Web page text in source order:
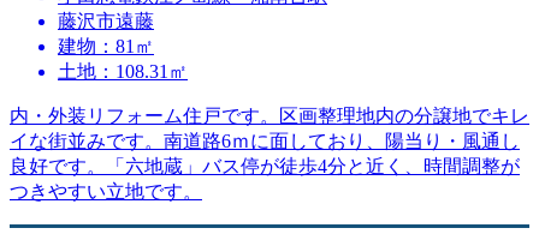
藤沢市遠藤
建物：81㎡
土地：108.31㎡
内・外装リフォーム住戸です。区画整理地内の分譲地でキレ
イな街並みです。南道路6ｍに面しており、陽当り・風通し
良好です。「六地蔵」バス停が徒歩4分と近く、時間調整が
つきやすい立地です。